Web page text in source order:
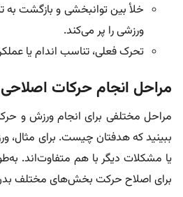
خلأ بین توانبخشی و بازگشت به
ورزشی را پر می‌کند.
تحرک فعلی، تناسب اندام یا
مراحل انجام حرکات
مراحل مختلفی برای انجام ورزش و
ببینید که هدفتان چیست. برای مثال،
یا مشکلات دیگر با هم متفاوت‌اند.
برای اصلاح حرکت بخش‌های مختلف بدن